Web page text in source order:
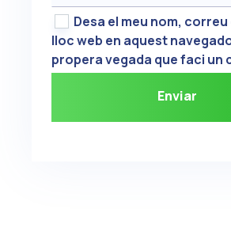
Desa el meu nom,
lloc web en aquest
propera vegada que faci un